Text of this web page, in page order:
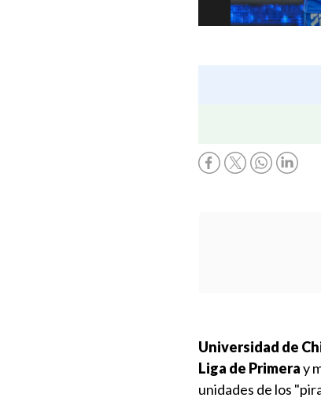
Universidad de
Liga de Primeray
unidades de los